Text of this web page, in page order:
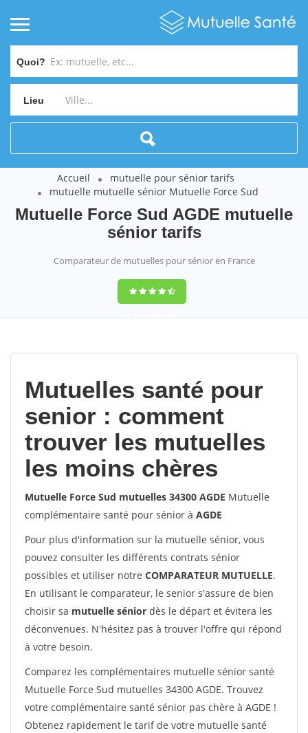
Quoi?
Lieu
Accueil
mutuelle pour sénior tarifs
mutuelle mutuelle sénior Mutuelle Force Sud
Mutuelle Force Sud AGDE mutuelle
sénior tarifs
Comparateur de mutuelles pour sénior en France
9,2(100%)452
Mutuelles santé pour
senior : comment
trouver les mutuelles
les moins chères
Mutuelle Force Sud mutuelles 34300 AGDE Mutuelle
complémentaire santé pour sénior à AGDE
Pour plus d'information sur la mutuelle sénior, vous
pouvez consulter les différents contrats sénior
possibles et utiliser notre COMPARATEUR MUTUELLE.
En utilisant le comparateur, le senior s'assure de bien
choisir sa mutuelle sénior dès le départ et évitera les
déconvenues. N'hésitez pas à trouver l'offre qui répond
à votre besoin.
Comparez les complémentaires mutuelle sénior santé
Mutuelle Force Sud mutuelles 34300 AGDE. Trouvez
votre complémentaire santé sénior pas chère à AGDE !
Obtenez rapidement le tarif de votre mutuelle santé